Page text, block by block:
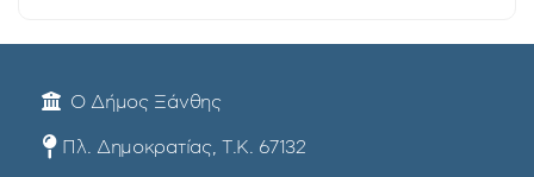
Ο Δήμος Ξάνθης
Πλ. Δημοκρατίας, Τ.Κ. 67132